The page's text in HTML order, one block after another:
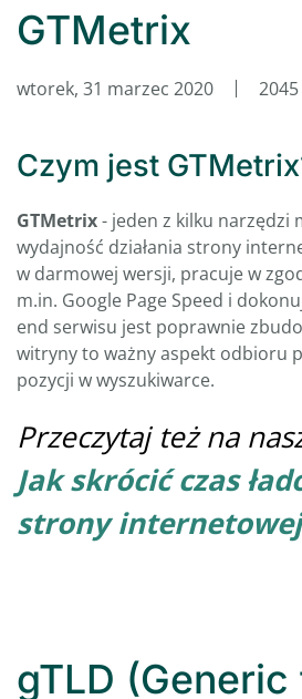
GTMetrix
wtorek, 31 marzec 2020
Czym jest
GTMetrix- jeden z kilku narzędzi
wydajność działania strony
w darmowej wersji, pracuje w
m.in. Google Page Speed i
end serwisu jest poprawnie
witryny to ważny aspekt odbioru
pozycji w wyszukiwarce.
Przeczytaj też na
Jak skrócić czas
strony
gTLD